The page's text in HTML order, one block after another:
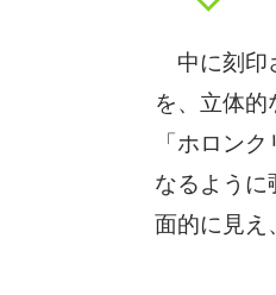
中に刻印
を、立体
「ホロン
なるように
面的に見え